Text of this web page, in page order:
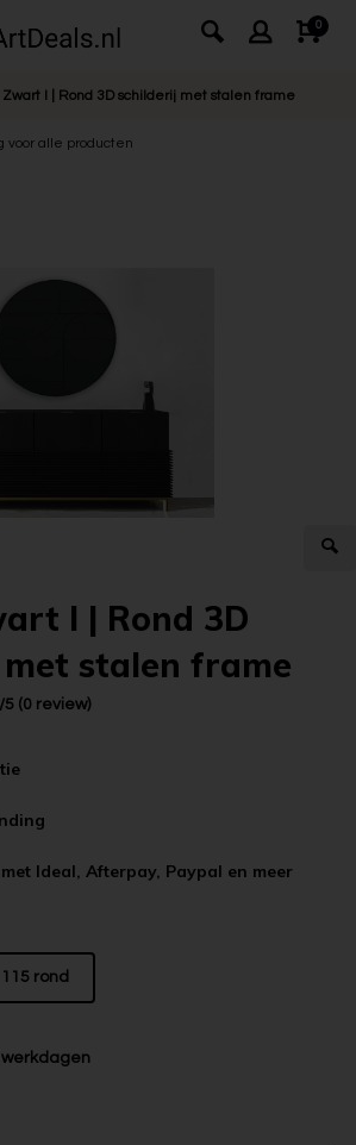
0
Zwart l | Rond 3D schilderij met stalen frame
voor alle producten
l | Rond 3D
stalen frame
5 (0 review)
Ideal, Afterpay, Paypal en meer
115 rond
werkdagen